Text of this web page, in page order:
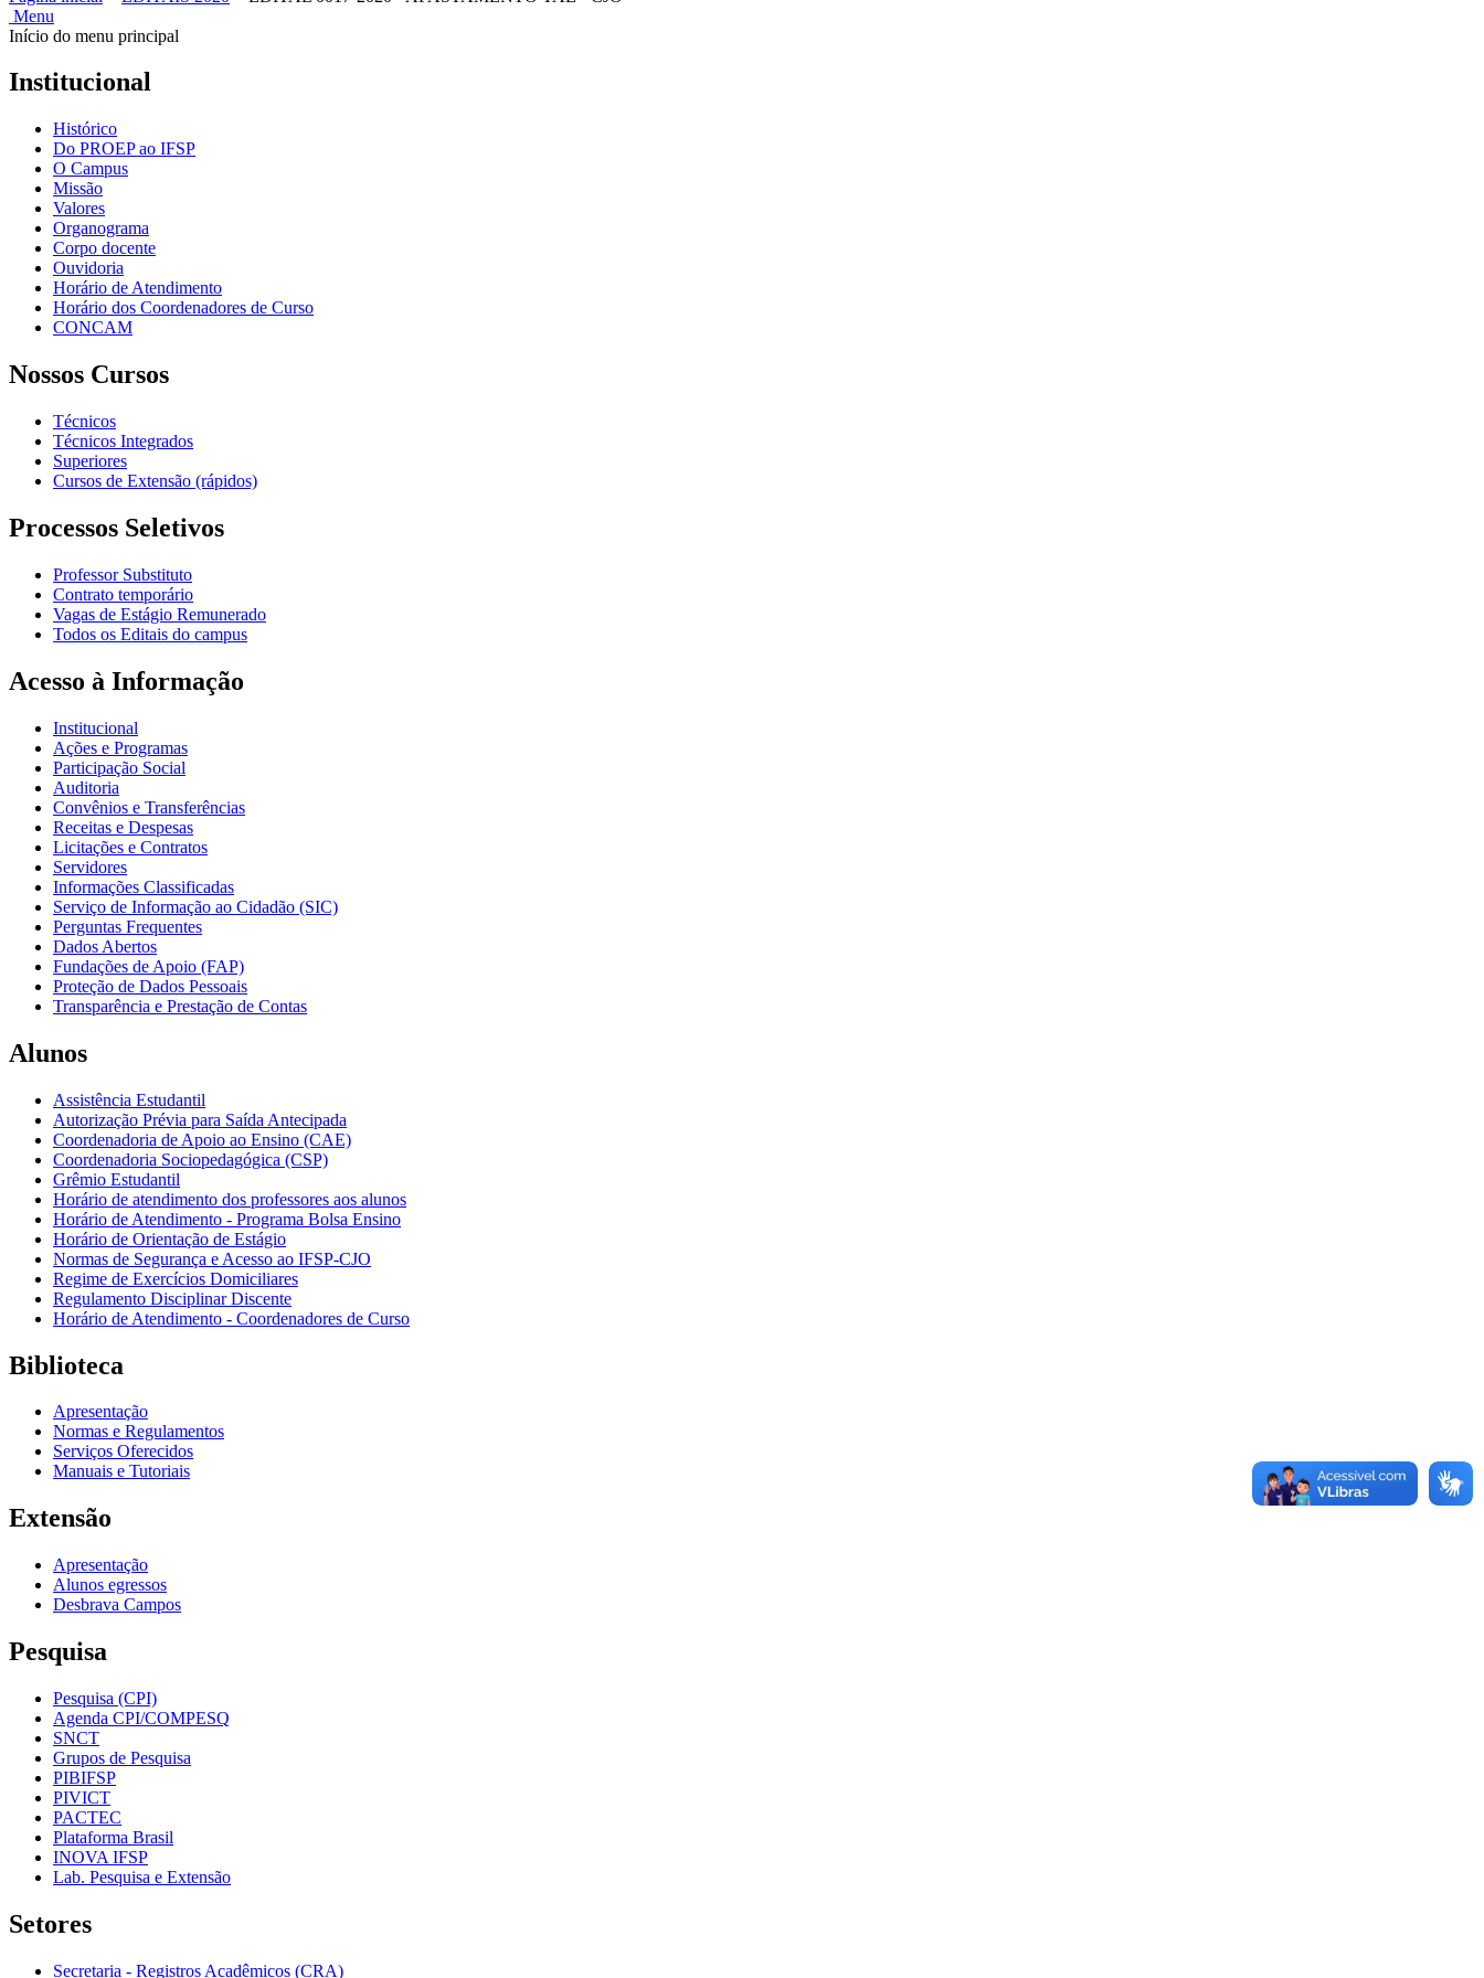
Menu
Início do menu principal
Institucional
Histórico
Do PROEP ao IFSP
O Campus
Missão
Valores
Organograma
Corpo docente
Ouvidoria
Horário de Atendimento
Horário dos Coordenadores de Curso
CONCAM
Nossos Cursos
Técnicos
Técnicos Integrados
Superiores
Cursos de Extensão (rápidos)
Processos Seletivos
Professor Substituto
Contrato temporário
Vagas de Estágio Remunerado
Todos os Editais do campus
Acesso à Informação
Institucional
Ações e Programas
Participação Social
Auditoria
Convênios e Transferências
Receitas e Despesas
Licitações e Contratos
Servidores
Informações Classificadas
Serviço de Informação ao Cidadão (SIC)
Perguntas Frequentes
Dados Abertos
Fundações de Apoio (FAP)
Proteção de Dados Pessoais
Transparência e Prestação de Contas
Alunos
Assistência Estudantil
Autorização Prévia para Saída Antecipada
Coordenadoria de Apoio ao Ensino (CAE)
Coordenadoria Sociopedagógica (CSP)
Grêmio Estudantil
Horário de atendimento dos professores aos alunos
Horário de Atendimento - Programa Bolsa Ensino
Horário de Orientação de Estágio
Normas de Segurança e Acesso ao IFSP-CJO
Regime de Exercícios Domiciliares
Regulamento Disciplinar Discente
Horário de Atendimento - Coordenadores de Curso
Biblioteca
Apresentação
Normas e Regulamentos
Serviços Oferecidos
Manuais e Tutoriais
Extensão
Apresentação
Alunos egressos
Desbrava Campos
Pesquisa
Pesquisa (CPI)
Agenda CPI/COMPESQ
SNCT
Grupos de Pesquisa
PIBIFSP
PIVICT
PACTEC
Plataforma Brasil
INOVA IFSP
Lab. Pesquisa e Extensão
Setores
Secretaria - Registros Acadêmicos (CRA)